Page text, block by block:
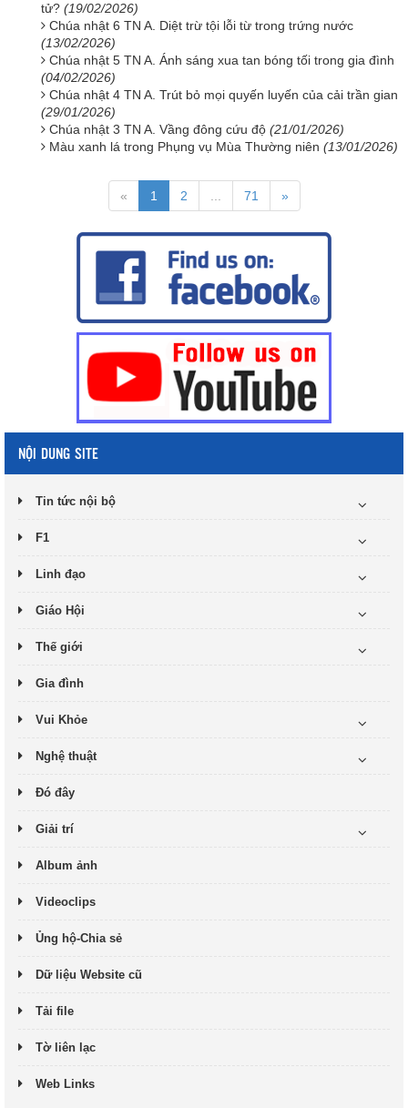
tử? (19/02/2026)
Chúa nhật 6 TN A. Diệt trừ tội lỗi từ trong trứng nước
(13/02/2026)
Chúa nhật 5 TN A. Ánh sáng xua tan bóng tối trong gia đình
(04/02/2026)
Chúa nhật 4 TN A. Trút bỏ mọi quyến luyến của cải trần gian
(29/01/2026)
Chúa nhật 3 TN A. Vầng đông cứu độ (21/01/2026)
Màu xanh lá trong Phụng vụ Mùa Thường niên (13/01/2026)
« 1 2 71 »
NỘI DUNG SITE
Tin tức nội bộ
F1
Linh đạo
Giáo Hội
Thế giới
Gia đình
Vui Khỏe
Nghệ thuật
Đó đây
Giải trí
Album ảnh
Videoclips
Ủng hộ-Chia sẻ
Dữ liệu Website cũ
Tải file
Tờ liên lạc
Web Links